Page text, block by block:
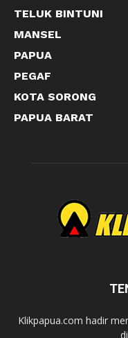
TELUK BINTUNI
MANSEL
PAPUA
PEGAF
KOTA SORONG
PAPUA BARAT
Klikpapua.com hadir